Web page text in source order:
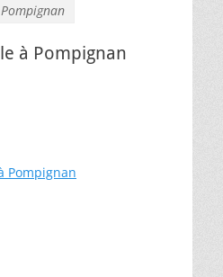
à Pompignan
Pompignan